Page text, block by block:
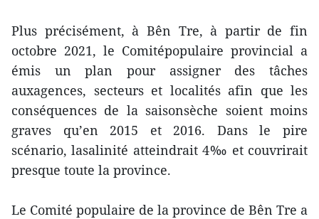
Plus précisément, à Bên Tre, à partir de fin
octobre 2021, le Comitépopulaire provincial a
émis un plan pour assigner des tâches
auxagences, secteurs et localités afin que les
conséquences de la saisonsèche soient moins
graves qu’en 2015 et 2016. Dans le pire
scénario, lasalinité atteindrait 4‰ et couvrirait
presque toute la province.
Le Comité populaire de la province de Bên Tre a